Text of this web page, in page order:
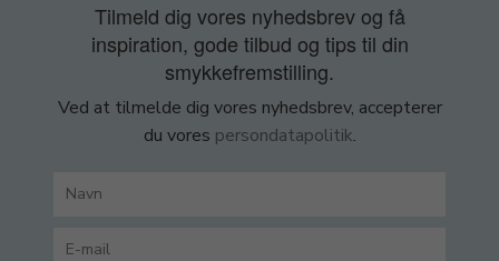
Tilmeld dig vores nyhedsbrev og få
inspiration, gode tilbud og tips til din
smykkefremstilling.
Ved at tilmelde dig vores nyhedsbrev, accepterer
du vores persondatapolitik.